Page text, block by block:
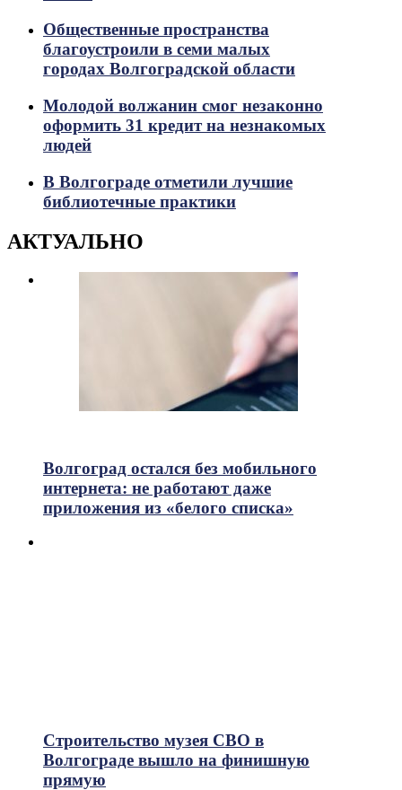
Общественные пространства
благоустроили в семи малых
городах Волгоградской области
Молодой волжанин смог незаконно
оформить 31 кредит на незнакомых
людей
В Волгограде отметили лучшие
библиотечные практики
АКТУАЛЬНО
Волгоград остался без мобильного
интернета: не работают даже
приложения из «белого списка»
Строительство музея СВО в
Волгограде вышло на финишную
прямую